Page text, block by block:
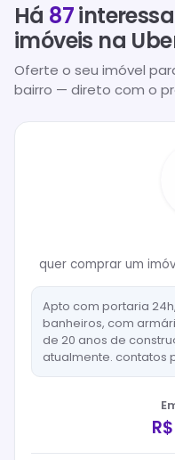
Há 87
imóveis na
Oferte o seu imóvel
bairro — direto com o
quer comprarum
Apto com portaria
banheiros, com
de 20 anos de
atualmente. contatos